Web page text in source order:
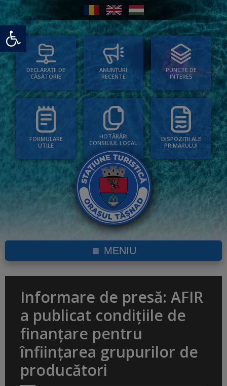
Deschide bara de unelte
DECLARAȚII DE
CĂSĂTORIE
ANUNȚURI
RECENTE
PUNCTE DE
INTERES
FORMULARE
UTILE
HOTĂRÂRI
CONSILIUL LOCAL
DISPOZIȚII ALE
PRIMARULUI
MENIU
Informare de presă: AFIR
a publicat condițiile de
finanțare pentru
înființarea grupurilor de
producători